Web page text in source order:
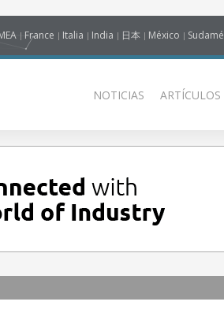
France Italia India 日本 México
NOTICIAS